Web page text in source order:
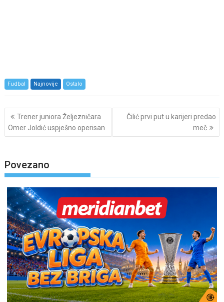
Fudbal Najnovije Ostalo
Post
navigation
Trener juniora Željezničara
Omer Joldić uspješno operisan
Čilić prvi put u karijeri predao
meč
Povezano